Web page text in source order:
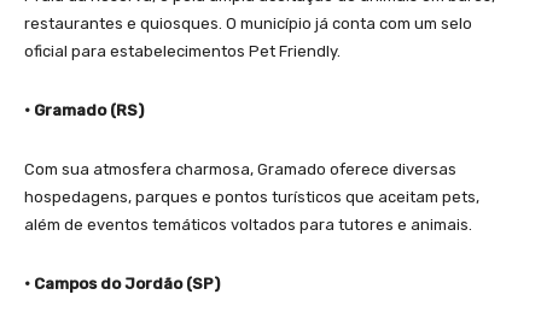
restaurantes e quiosques. O município já conta com um selo
oficial para estabelecimentos Pet Friendly.
• Gramado (RS)
Com sua atmosfera charmosa, Gramado oferece diversas
hospedagens, parques e pontos turísticos que aceitam pets,
além de eventos temáticos voltados para tutores e animais.
• Campos do Jordão (SP)